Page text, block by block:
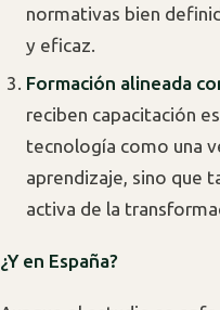
normativas bien
y eficaz.
Formación alineada
reciben capacitación
tecnología como una
aprendizaje, sino que
activa de la
¿Y en España?